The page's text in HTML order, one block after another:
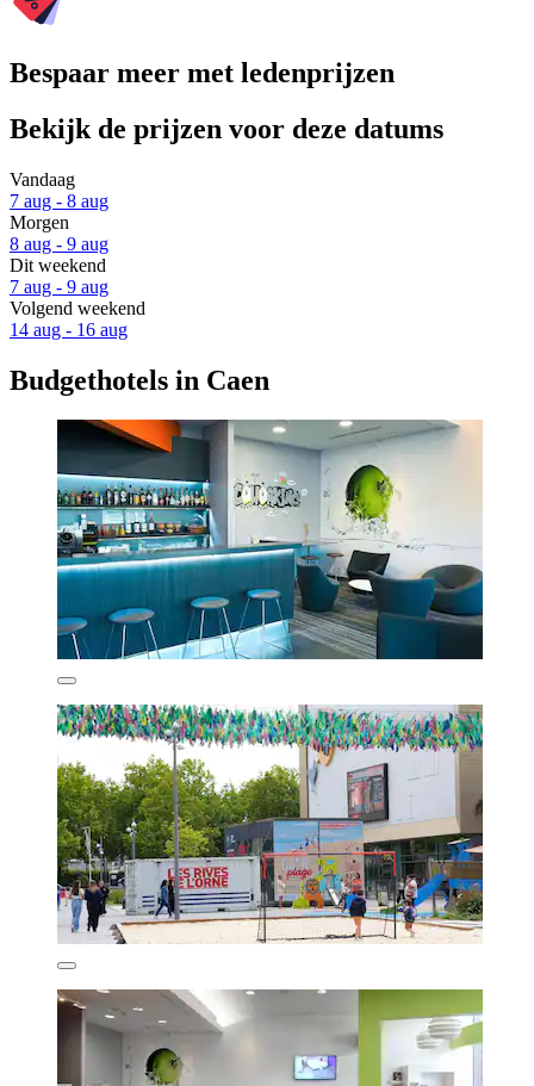
Bespaar meer met ledenprijzen
Bekijk de prijzen voor deze datums
Vandaag
7 aug - 8 aug
Morgen
8 aug - 9 aug
Dit weekend
7 aug - 9 aug
Volgend weekend
14 aug - 16 aug
Budgethotels in Caen